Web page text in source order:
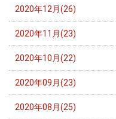
2020年12月(26)
2020年11月(23)
2020年10月(22)
2020年09月(23)
2020年08月(25)